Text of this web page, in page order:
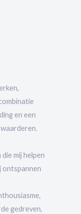
en een
mij helpen
ontspannen
gedreven,